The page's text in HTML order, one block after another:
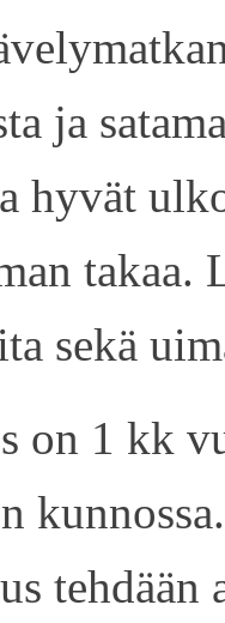
ja
hyvät
sekä
on 1 kk
kunnossa.
tehdään